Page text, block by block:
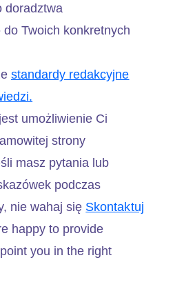
doradztwa
Twoich konkretnych
standardy redakcyjne
umożliwienie Ci
strony
masz pytania lub
podczas
nie wahaj się Skontaktuj
happy to provide
you in the right